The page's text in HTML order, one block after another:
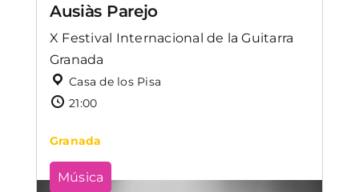
Ausiàs Parejo
X Festival Internacional de la Guitarra
Granada
Casa de los Pisa
21:00
Granada
Música